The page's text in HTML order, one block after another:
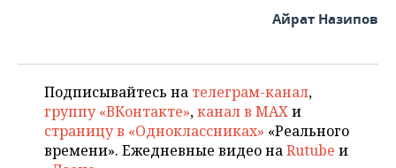
Айрат Назипов
Подписывайтесь на телеграм-канал,
группу «ВКонтакте»,канал в MAXи
страницу в «Одноклассниках» «Реального
времени». Ежедневные видео наRutube и